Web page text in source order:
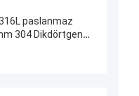
paslanmaz
304 Dikdörtgen